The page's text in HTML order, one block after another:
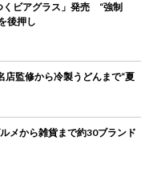
くビアグラス」発売 “強制
後押し
監修から冷製うどんまで“夏
メから雑貨まで約30ブランド